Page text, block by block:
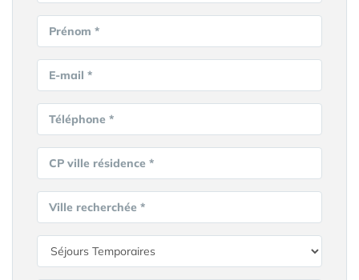
Prénom *
E-mail *
Téléphone *
CP ville résidence *
Ville recherchée *